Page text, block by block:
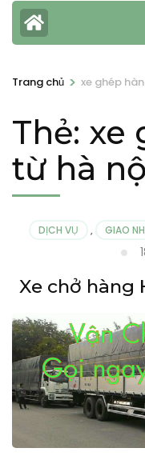
Trang chủ > xe ghép
Thẻ: xe
từ hà
DỊCH VỤ , GIAO
Xe chở hàng